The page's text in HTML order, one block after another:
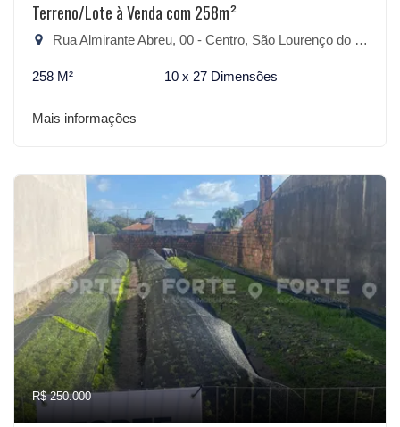
Terreno/Lote à Venda com 258m²
Rua Almirante Abreu, 00 - Centro, São Lourenço do Sul-RS
258 M² 10 x 27 Dimensões
Mais informações
R$ 250.000